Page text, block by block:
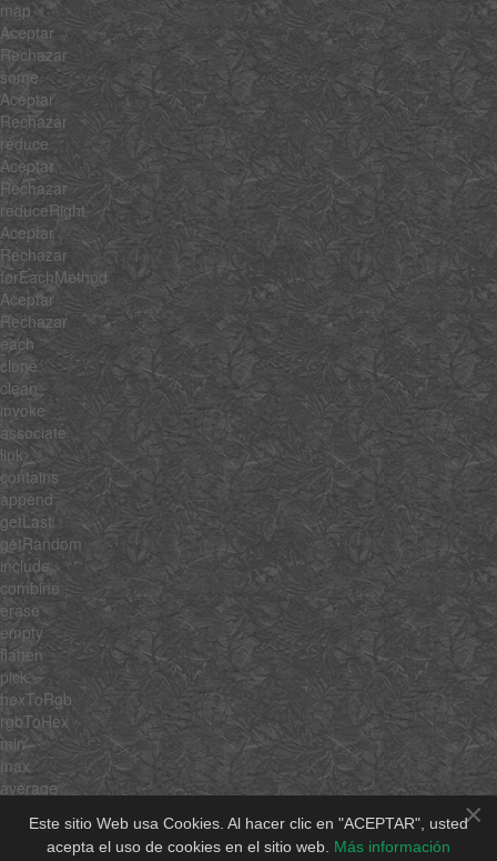
×
Este sitio Web usa Cookies. Al hacer clic en "ACEPTAR", usted
acepta el uso de cookies en el sitio web. Más información
map
Aceptar
Rechazar
some
Aceptar
Rechazar
reduce
Aceptar
Rechazar
reduceRight
Aceptar
Rechazar
forEachMethod
Aceptar
Rechazar
each
clone
clean
invoke
associate
link
contains
append
getLast
getRandom
include
combine
erase
empty
flatten
pick
hexToRgb
rgbToHex
min
max
average
unique